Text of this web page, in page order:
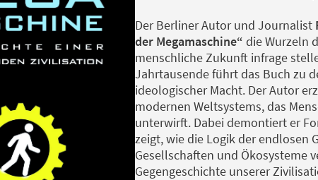
Der Berliner Autor und Journalist
der Megamaschine“ die Wurzeln
menschliche Zukunft infrage
Jahrtausende führt das Buch zu
ideologischer Macht. Der Autor
modernen Weltsystems, das
unterwirft. Dabei demontiert er
zeigt, wie die Logik der endlosen
Gesellschaften und Ökosysteme
Gegengeschichte unserer